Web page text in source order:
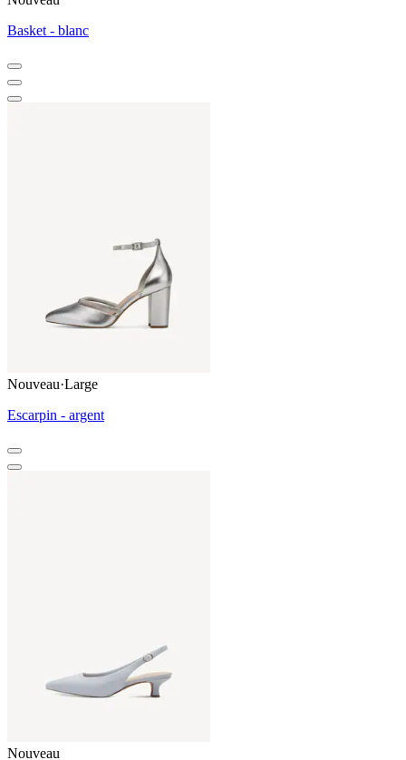
Basket - blanc
Nouveau·Large
Escarpin - argent
Nouveau